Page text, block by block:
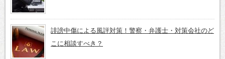
誹謗中傷による風評対策！警察・弁護士・対策会社のど
こに相談すべき？